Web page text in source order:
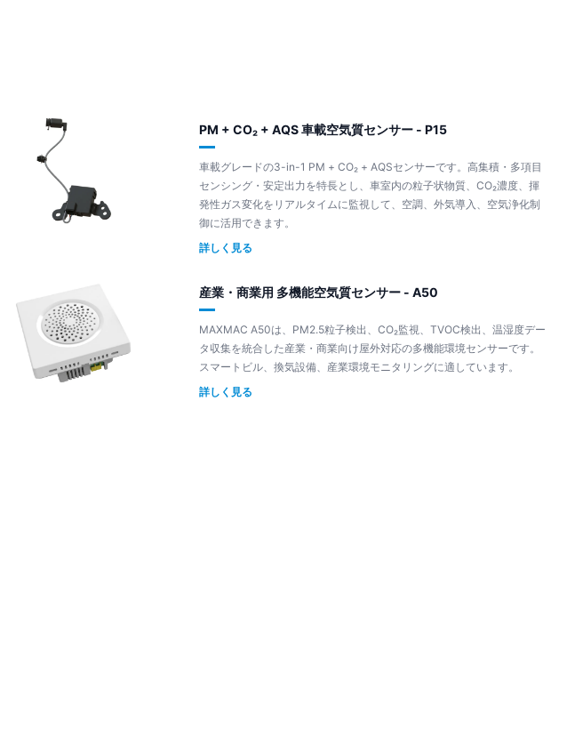
PM + CO₂ + AQS 車載空気質センサー - P15
車載グレードの3-in-1 PM + CO₂ + AQSセンサーです。高集積・多項目
センシング・安定出力を特長とし、車室内の粒子状物質、CO₂濃度、揮
発性ガス変化をリアルタイムに監視して、空調、外気導入、空気浄化制
御に活用できます。
詳しく見る
産業・商業用 多機能空気質センサー - A50
MAXMAC A50は、PM2.5粒子検出、CO₂監視、TVOC検出、温湿度デー
タ収集を統合した産業・商業向け屋外対応の多機能環境センサーです。
スマートビル、換気設備、産業環境モニタリングに適しています。
詳しく見る